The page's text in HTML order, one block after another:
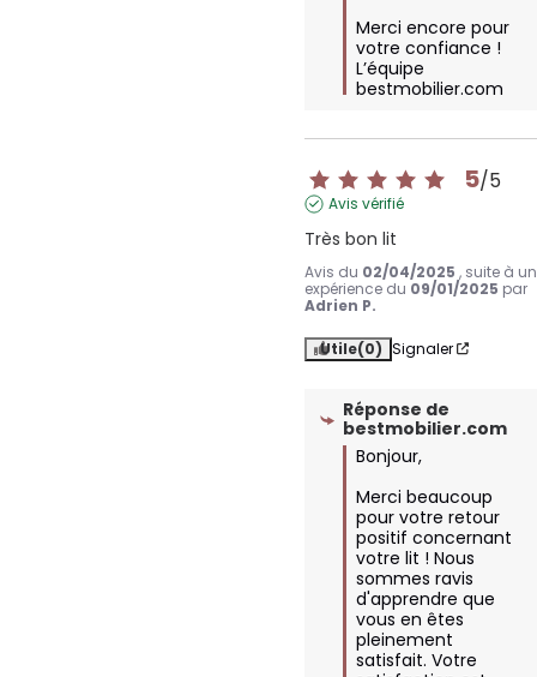
Merci encore pour
votre confiance !
L’équipe
bestmobilier.com
5/5
Avis vérifié
Très bon lit
Avis du 02/04/2025 , suite à
expérience du 09/01/2025 par
Adrien P.
Utile(0) Signaler
Réponse de
bestmobilier.com
Bonjour,
Merci beaucoup
pour votre retour
positif concernant
votre lit ! Nous
sommes ravis
d'apprendre que
vous en êtes
pleinement
satisfait. Votre